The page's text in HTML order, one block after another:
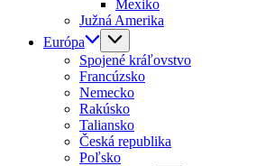
Mexiko
Južná Amerika
Európa
Spojené kráľovstvo
Francúzsko
Nemecko
Rakúsko
Taliansko
Česká republika
Poľsko